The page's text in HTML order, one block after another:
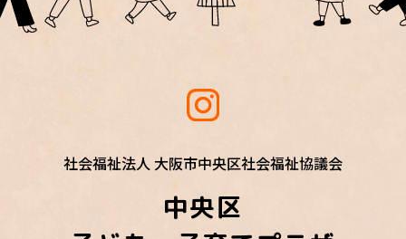
社会福祉法人 大阪市中央区社会福祉協議会
中央区